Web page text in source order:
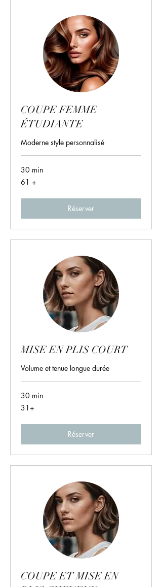
COUPE FEMME
ÉTUDIANTE
Moderne style personnalisé
30 min
61
+
61 +
Réserver
MISE EN PLIS COURT
Volume et tenue longue durée
30 min
31+
31+
Réserver
COUPE ET MISE EN